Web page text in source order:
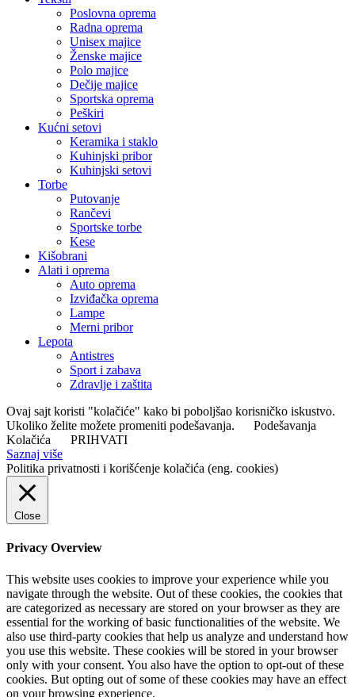
Poslovna oprema
Radna oprema
Unisex majice
Ženske majice
Polo majice
Dečije majice
Sportska oprema
Peškiri
Kućni setovi
Keramika i staklo
Kuhinjski pribor
Kuhinjski setovi
Torbe
Putovanje
Rančevi
Sportske torbe
Kese
Kišobrani
Alati i oprema
Auto oprema
Izviđačka oprema
Lampe
Merni pribor
Lepota
Antistres
Sport i zabava
Zdravlje i zaštita
Ovaj sajt koristi "kolačiće" kako bi poboljšao korisničko iskustvo.
Ukoliko želite možete promeniti podešavanja.
Podešavanja
Kolačića
PRIHVATI
Saznaj više
Politika privatnosti i korišćenje kolačića (eng. cookies)
Close
Privacy Overview
This website uses cookies to improve your experience while you
navigate through the website. Out of these cookies, the cookies that
are categorized as necessary are stored on your browser as they are
essential for the working of basic functionalities of the website. We
also use third-party cookies that help us analyze and understand how
you use this website. These cookies will be stored in your browser
only with your consent. You also have the option to opt-out of these
cookies. But opting out of some of these cookies may have an effect
on your browsing experience.